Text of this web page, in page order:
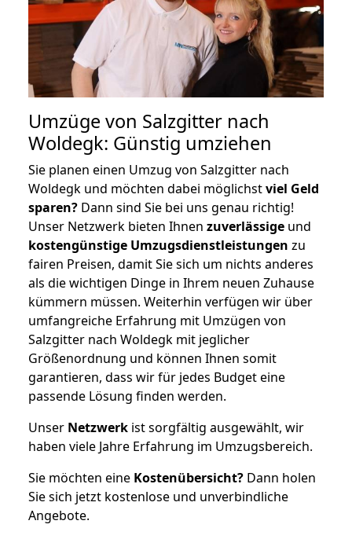
Umzüge von Salzgitter nach
Woldegk: Günstig umziehen
Sie planen einen Umzug von Salzgitter nach
Woldegk und möchten dabei möglichstviel Geld
sparen? Dann sind Sie bei uns genau richtig!
Unser Netzwerk bieten Ihnen zuverlässige und
kostengünstige Umzugsdienstleistungen zu
fairen Preisen, damit Sie sich um nichts anderes
als die wichtigen Dinge in Ihrem neuen Zuhause
kümmern müssen. Weiterhin verfügen wir über
umfangreiche Erfahrung mit Umzügen von
Salzgitter nach Woldegk mit jeglicher
Größenordnung und können Ihnen somit
garantieren, dass wir für jedes Budget eine
passende Lösung finden werden.
Unser Netzwerk ist sorgfältig ausgewählt, wir
haben viele Jahre Erfahrung im Umzugsbereich.
Sie möchten eine Kostenübersicht? Dann holen
Sie sich jetzt kostenlose und unverbindliche
Angebote.